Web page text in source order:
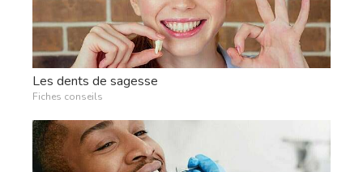
Les dents de sagesse
Fiches conseils